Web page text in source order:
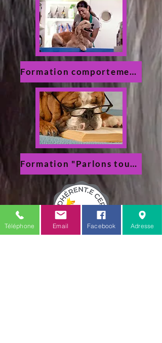
Formation comportements agressifs
Formation "Parlons toutous"
Téléphone Email Facebook Adresse